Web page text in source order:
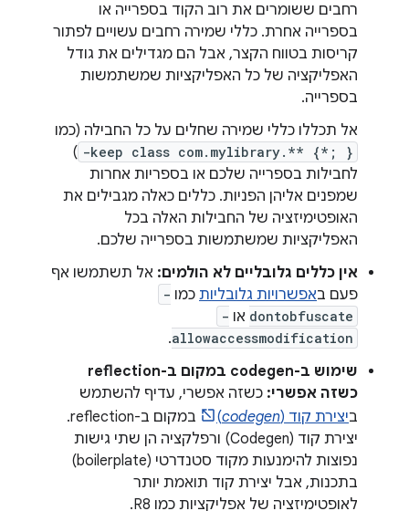
רחבים ששומרים את רוב הקוד בספרייה או
בספרייה אחרת. כללי שמירה רחבים עשויים לפתור
קריסות בטווח הקצר, אבל הם מגדילים את גודל
האפליקציה של כל האפליקציות שמשתמשות
בספרייה.
אל תכללו כללי שמירה שחלים על כל החבילה (כמו
-keep class com.mylibrary.** {*; }
)
לחבילות בספרייה שלכם או בספריות אחרות
שמפנים אליהן הפניות. כללים כאלה מגבילים את
האופטימיזציה של החבילות האלה בכל
האפליקציות שמשתמשות בספרייה שלכם.
אין כללים גלובליים לא הולמים: אל תשתמשו אף
פעם באפשרויות גלובליות כמו -
dontobfuscate או -
allowaccessmodification
.
שימוש ב-codegen במקום ב-reflection
כשזה אפשרי: כשזה אפשרי, עדיף להשתמש
ביצירת קוד (codegen
)
במקום ב-reflection.
יצירת קוד (Codegen) ורפלקציה הן שתי גישות
נפוצות להימנעות מקוד סטנדרטי (boilerplate)
בתכנות, אבל יצירת קוד תואמת יותר
לאופטימיזציה של אפליקציות כמו R8.